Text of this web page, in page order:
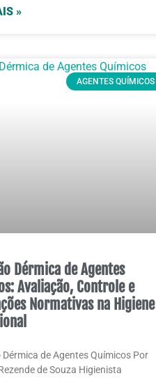
»
AGENTES QUÍMICOS
Dérmica de Agentes
Avaliação, Controle e
Normativas na Higiene
de Agentes Químicos Por
de Souza Higienista